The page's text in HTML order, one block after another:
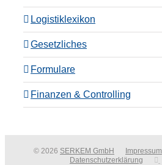
Logistiklexikon
Gesetzliches
Formulare
Finanzen & Controlling
© 2026 SERKEM GmbH Impressum
Datenschutzerklärung